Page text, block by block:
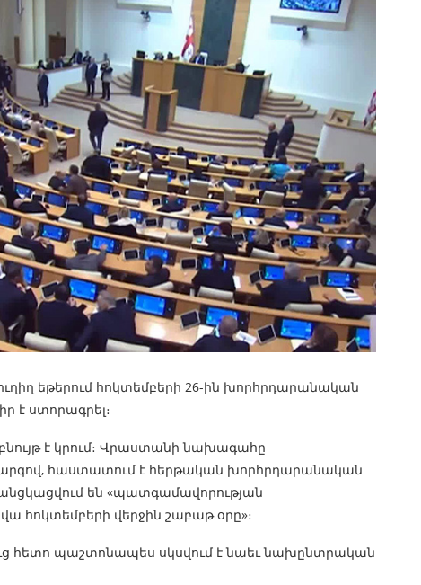
եթերում հոկտեմբերի 26-ին խորհրդարանական
է ստորագրել։
է կրում։ Վրաստանի նախագահը
հաստատում է հերթական խորհրդարանական
անցկացվում են «պատգամավորության
հոկտեմբերի վերջին շաբաթ օրը»։
հետո պաշտոնապես սկսվում է նաեւ նախընտրական